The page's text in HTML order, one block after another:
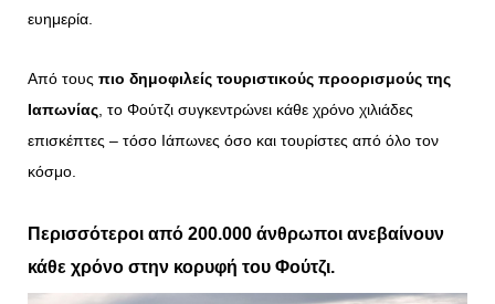
ευημερία.
Από τους πιο δημοφιλείς τουριστικούς προορισμούς της
Ιαπωνίας , το Φούτζι συγκεντρώνει κάθε χρόνο χιλιάδες
επισκέπτες – τόσο Ιάπωνες όσο και τουρίστες από όλο τον
κόσμο.
Περισσότεροι από 200.000 άνθρωποι ανεβαίνουν
κάθε χρόνο στην κορυφή του Φούτζι.